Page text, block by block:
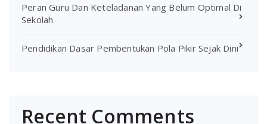
Peran Guru Dan Keteladanan Yang Belum Optimal Di
Sekolah
Pendidikan Dasar Pembentukan Pola Pikir Sejak Dini
Recent Comments